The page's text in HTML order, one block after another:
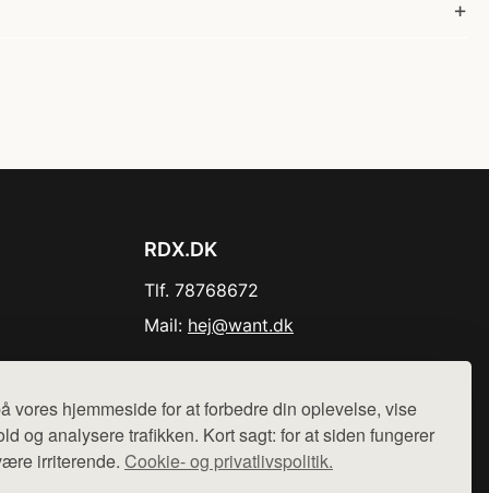
vores hjemmeside for at forbedre din oplevelse, vise
og analysere trafikken. Kort sagt: for at siden fungerer
irriterende. Cookie- og privatlivspolitik.
RDX.DK
Tlf. 78768672
Mail: hej@want.dk